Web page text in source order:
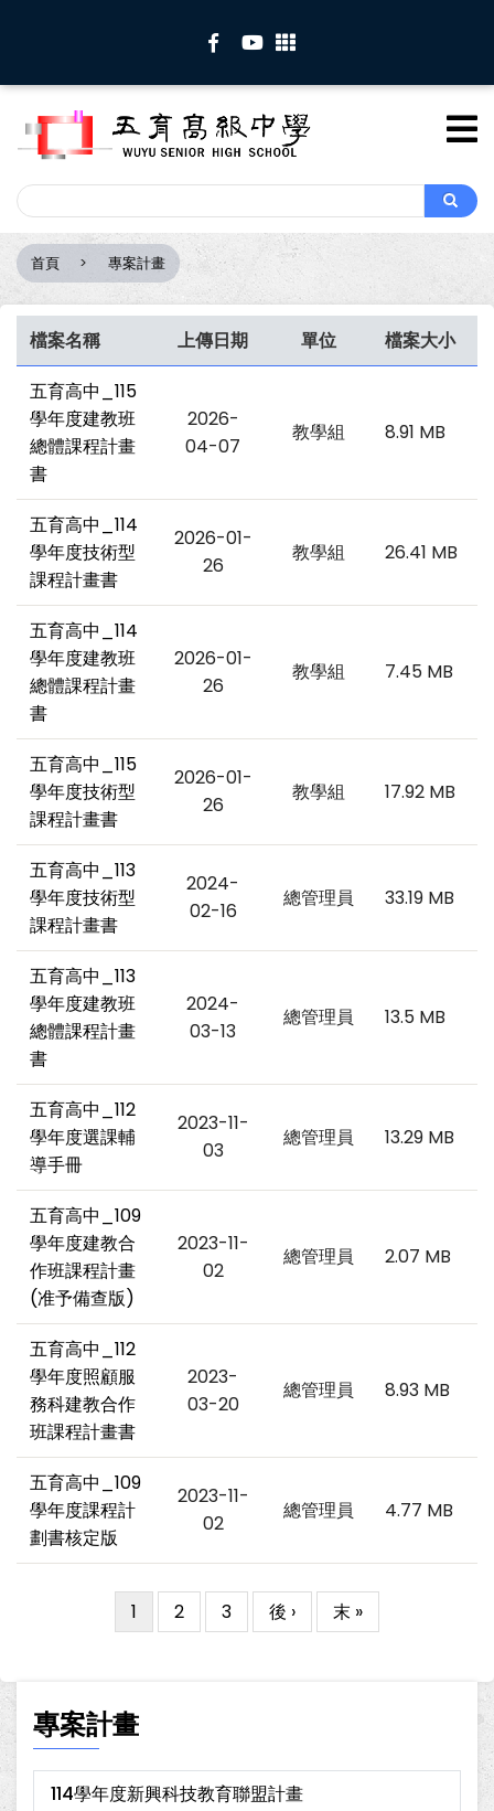
內
Search
Search
導
航
連
結
首頁 專案計畫
檔案名稱 上傳日期 單位
檔案大小
五育高中_115
學年度建教班
總體課程計畫
書
2026-
04-07
教學組 8.91 MB
五育高中_114
學年度技術型
課程計畫書
2026-01-
26
教學組 26.41 MB
五育高中_114
學年度建教班
總體課程計畫
書
2026-01-
26
教學組 7.45 MB
五育高中_115
學年度技術型
課程計畫書
2026-01-
26
教學組 17.92 MB
五育高中_113
學年度技術型
課程計畫書
2024-
02-16
總管理員 33.19 MB
五育高中_113
學年度建教班
總體課程計畫
書
2024-
03-13
總管理員 13.5 MB
五育高中_112
學年度選課輔
導手冊
2023-11-
03
總管理員 13.29 MB
五育高中_109
學年度建教合
作班課程計畫
(准予備查版)
2023-11-
02
總管理員 2.07 MB
五育高中_112
學年度照顧服
務科建教合作
班課程計畫書
2023-
03-20
總管理員 8.93 MB
五育高中_109
學年度課程計
劃書核定版
2023-11-
02
總管理員 4.77 MB
目
前
1 Page
2 Page
3
下
一
後 ›
Last
page
末 »
專案計畫
114學年度新興科技教育聯盟計畫